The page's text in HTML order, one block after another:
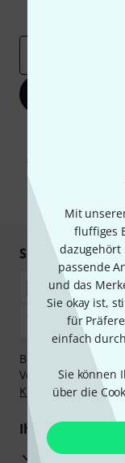
Mit
fluffiges
dazugehört
passende
und das
Sie okay ist,
für
einfach
Sie können
über die
Inspirierende
Mit Klick auf „Jetzt
Werbung und einer
Abmeldung ist
Sicher
Bezahlen Sie
Vorkasse, PayPal,
Klarna
Ihre Vorteile
3 Jahre